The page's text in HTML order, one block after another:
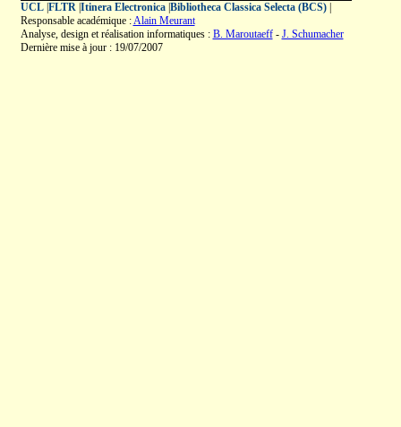
UCL| FLTR| Itinera Electronica| Bibliotheca Classica Selecta (BCS)|
Responsable académique :Alain Meurant
Analyse, design et réalisation informatiques : B. Maroutaeff- J. Schumacher
Dernière mise à jour : 19/07/2007